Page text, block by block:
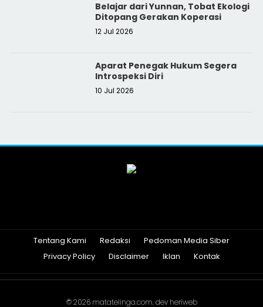
Belajar dari Yunnan, Tobat Ekologi
Ditopang Gerakan Koperasi
12 Jul 2026
Aparat Penegak Hukum Segera
Introspeksi Diri
10 Jul 2026
Tentang Kami Redaksi
Pedoman Media Siber
Privacy Policy
Disclaimer Iklan Kontak
© 2026 matatelinga.com. dev heriweb